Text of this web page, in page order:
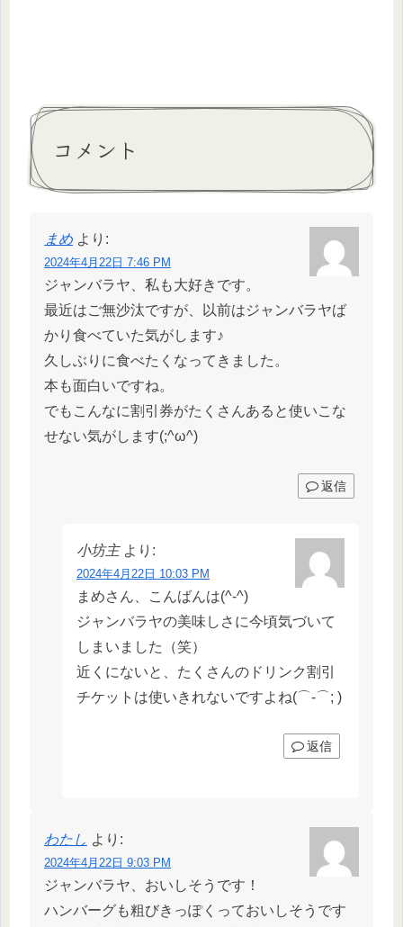
コメント
まめ より:
2024年4月22日 7:46 PM
ジャンバラヤ、私も大好きです。
最近はご無沙汰ですが、以前はジャンバラヤば
かり食べていた気がします♪
久しぶりに食べたくなってきました。
本も面白いですね。
でもこんなに割引券がたくさんあると使いこな
せない気がします(;^ω^)
返信
小坊主 より:
2024年4月22日 10:03 PM
まめさん、こんばんは(^-^)
ジャンバラヤの美味しさに今頃気づいて
しまいました（笑）
近くにないと、たくさんのドリンク割引
チケットは使いきれないですよね(⌒-⌒; )
返信
わたし より:
2024年4月22日 9:03 PM
ジャンバラヤ、おいしそうです！
ハンバーグも粗びきっぽくっておいしそうです